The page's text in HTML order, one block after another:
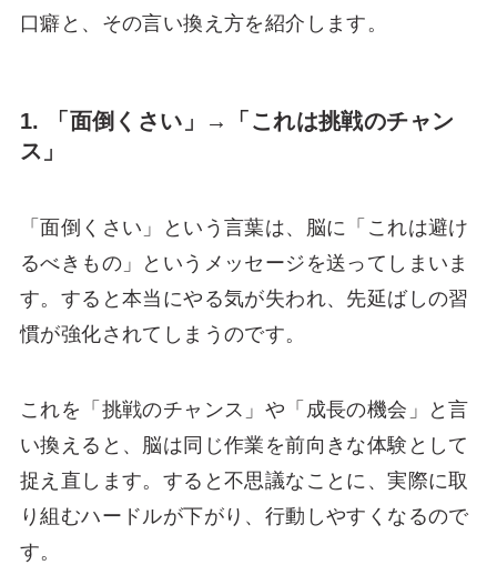
口癖と、その言い換え方を紹介します。
1. 「面倒くさい」→「これは挑戦のチャン
ス」
「面倒くさい」という言葉は、脳に「これは避け
るべきもの」というメッセージを送ってしまいま
す。すると本当にやる気が失われ、先延ばしの習
慣が強化されてしまうのです。
これを「挑戦のチャンス」や「成長の機会」と言
い換えると、脳は同じ作業を前向きな体験として
捉え直します。すると不思議なことに、実際に取
り組むハードルが下がり、行動しやすくなるので
す。